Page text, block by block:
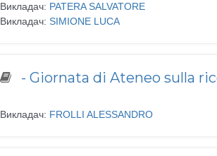
Викладач: PATERA SALVATORE
Викладач: SIMIONE LUCA
- Giornata di Ateneo sulla
Викладач: FROLLI ALESSANDRO